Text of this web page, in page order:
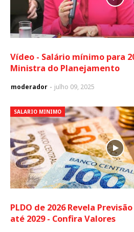
Vídeo - Salário mínimo para
Ministra do Planejamento
moderador julho 09, 2025
SALARIO MINIMO
PLDO de 2026 Revela
até 2029 - Confira Valores